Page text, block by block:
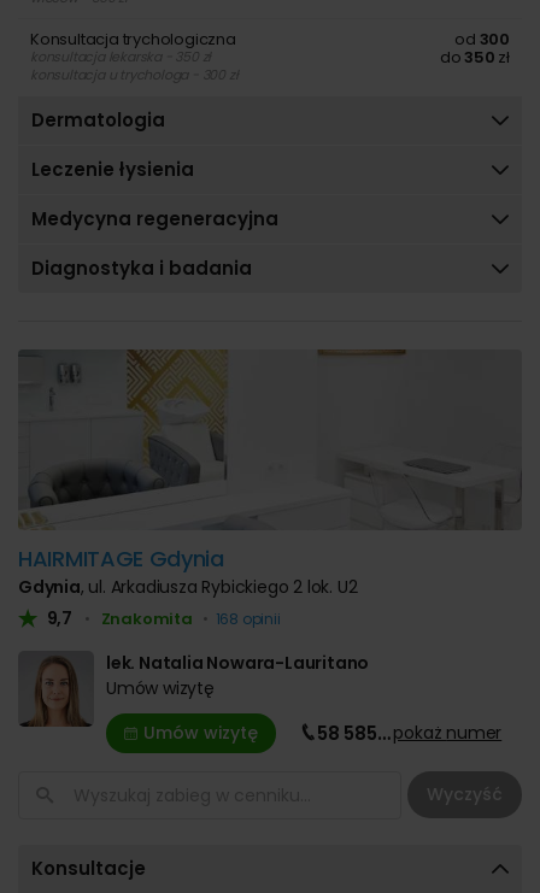
Konsultacja trychologiczna
konsultacja lekarska - 350 zł
konsultacja u trychologa - 300 zł
od 300
do 350 zł
Dermatologia
Leczenie łysienia
Medycyna regeneracyjna
Diagnostyka i badania
HAIRMITAGE Gdynia
Gdynia, ul. Arkadiusza Rybickiego 2 lok. U2
9,7
• Znakomita • 168 opinii
lek. Natalia Nowara-Lauritano
Umów wizytę
Umów wizytę
58 585…pokaż numer
Wyczyść
Konsultacje